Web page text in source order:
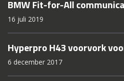
BMW Fit-for-All
16 juli 2019
Hyperpro H43 voorvork
6 december 2017